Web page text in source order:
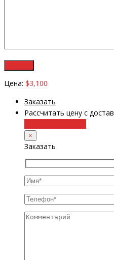
Цена: $3,100
Заказать
Рассчитать цену с
×
Заказать